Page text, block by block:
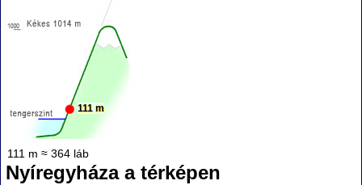
111 m
111 m ≈ 364 láb
Nyíregyháza a térképen